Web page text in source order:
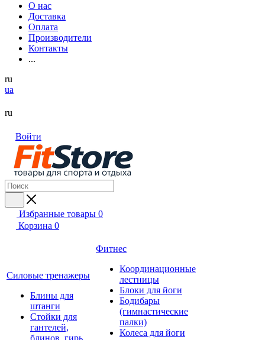
О нас
Доставка
Оплата
Производители
Контакты
...
ru
ua
ru
Войти
Избранные товары 0
Корзина 0
Силовые тренажеры
Блины для
штанги
Стойки для
гантелей,
блинов, гирь
Фитнес
Координационные
лестницы
Блоки для йоги
Бодибары
(гимнастические
палки)
Колеса для йоги